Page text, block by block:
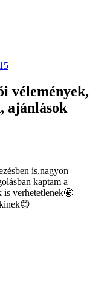
vélemények,
ajánlások
is,nagyon
kaptam a
is verhetetlenek🤩